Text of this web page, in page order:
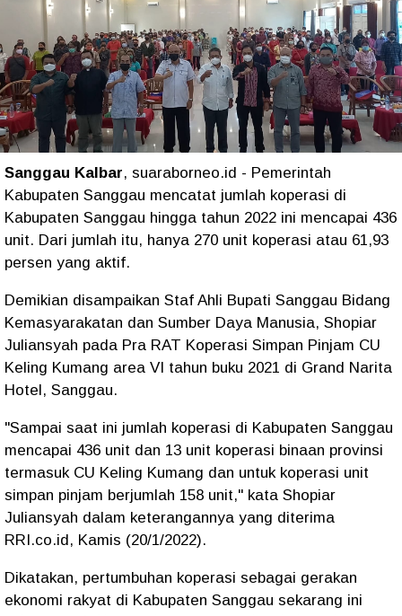
Sanggau Kalbar, suaraborneo.id - Pemerintah
Kabupaten Sanggau mencatat jumlah koperasi di
Kabupaten Sanggau hingga tahun 2022 ini mencapai 436
unit. Dari jumlah itu, hanya 270 unit koperasi atau 61,93
persen yang aktif.
Demikian disampaikan Staf Ahli Bupati Sanggau Bidang
Kemasyarakatan dan Sumber Daya Manusia, Shopiar
Juliansyah pada Pra RAT Koperasi Simpan Pinjam CU
Keling Kumang area VI tahun buku 2021 di Grand Narita
Hotel, Sanggau.
"Sampai saat ini jumlah koperasi di Kabupaten Sanggau
mencapai 436 unit dan 13 unit koperasi binaan provinsi
termasuk CU Keling Kumang dan untuk koperasi unit
simpan pinjam berjumlah 158 unit," kata Shopiar
Juliansyah dalam keterangannya yang diterima
RRI.co.id, Kamis (20/1/2022).
Dikatakan, pertumbuhan koperasi sebagai gerakan
ekonomi rakyat di Kabupaten Sanggau sekarang ini